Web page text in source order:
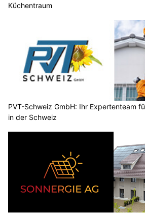
Küchentraum
PVT-Schweiz GmbH: Ihr Expertenteam
in der Schweiz